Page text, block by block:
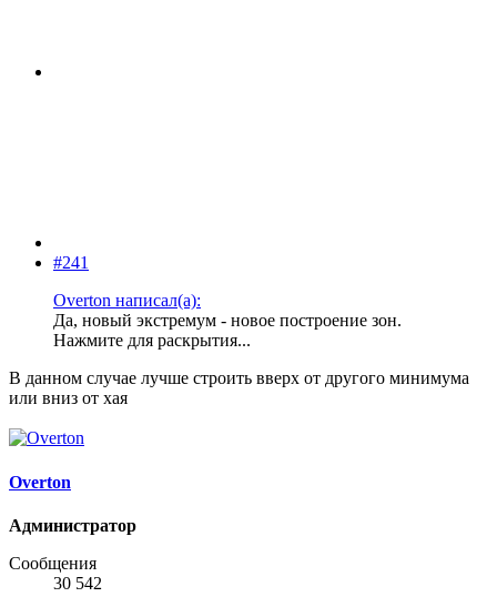
#241
Overton написал(а):
Да, новый экстремум - новое построение зон.
Нажмите для раскрытия...
В данном случае лучше строить вверх от другого минимума
или вниз от хая
Overton
Администратор
Сообщения
30 542